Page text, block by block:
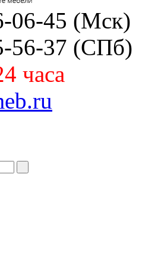
06-45 (Мск)
56-37 (СПб)
часа